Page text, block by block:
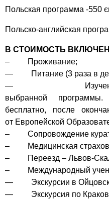
Польская программа -550
Польско-английская
В СТОИМОСТЬ
– Проживание;
— Питание (3 раза в
— Изучение
выбранной
бесплатно, после
от Европейской
– Сопровождение
– Медицинская
– Переезд – Львов-
– Международный
— Экскурсии в
— Экскурсия по